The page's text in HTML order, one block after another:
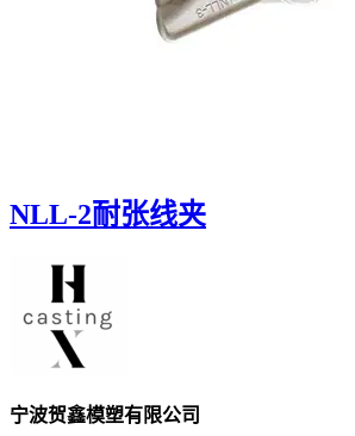
NLL-2耐张线夹
宁波贺鑫模塑有限公司